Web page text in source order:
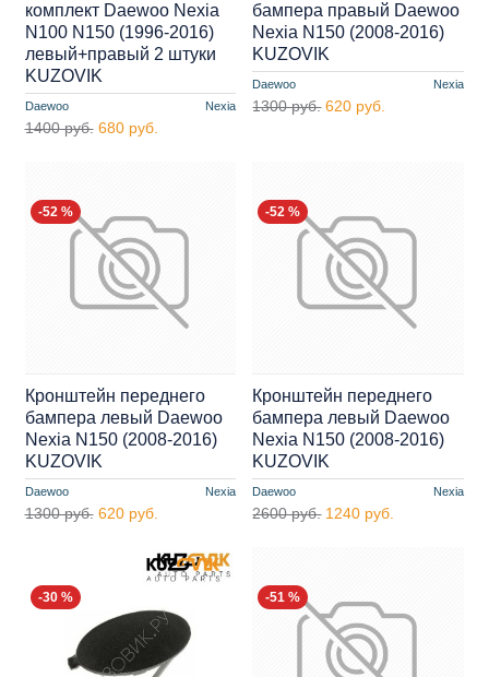
Daewoo Nexia
комплект Daewoo Nexia
N100 N150 (1996-2016)
левый+правый 2 штуки
KUZOVIK
1400 руб. 680 руб.
Daewoo Nexia
бампера правый Daewoo
Nexia N150 (2008-2016)
KUZOVIK
1300 руб. 620 руб.
-52 %
Daewoo Nexia
Кронштейн переднего
бампера левый Daewoo
Nexia N150 (2008-2016)
KUZOVIK
1300 руб. 620 руб.
-52 %
Daewoo Nexia
Кронштейн переднего
бампера левый Daewoo
Nexia N150 (2008-2016)
KUZOVIK
2600 руб. 1240 руб.
-30 % -51 %